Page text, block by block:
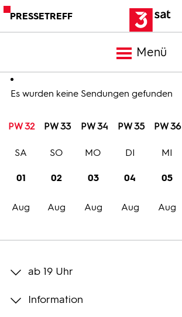
PRESSETREFF
Menü
Meldungen
Programm
Trailer
Bilder
Es wurden keine Sendungen gefunden
PW 32 PW 33 PW 34 PW 35 PW 36
01
Aug
SA
02
Aug
SO
03
Aug
MO
04
Aug
DI
05
Aug
MI
ab 19 Uhr
Information